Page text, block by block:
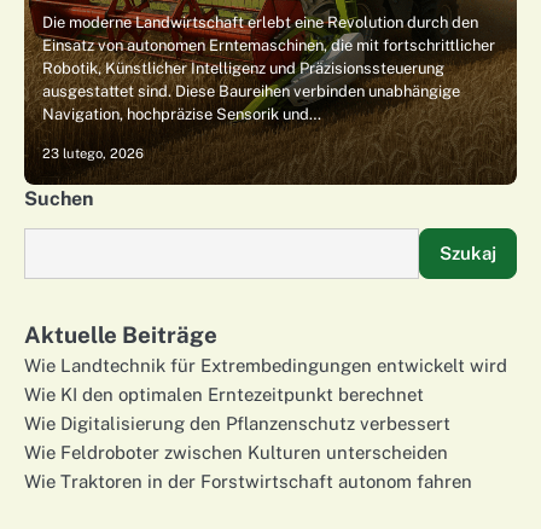
Die moderne Landwirtschaft erlebt eine Revolution durch den
Einsatz von autonomen Erntemaschinen, die mit fortschrittlicher
Robotik, Künstlicher Intelligenz und Präzisionssteuerung
ausgestattet sind. Diese Baureihen verbinden unabhängige
Navigation, hochpräzise Sensorik und…
23 lutego, 2026
Suchen
Szukaj
Aktuelle Beiträge
Wie Landtechnik für Extrembedingungen entwickelt wird
Wie KI den optimalen Erntezeitpunkt berechnet
Wie Digitalisierung den Pflanzenschutz verbessert
Wie Feldroboter zwischen Kulturen unterscheiden
Wie Traktoren in der Forstwirtschaft autonom fahren